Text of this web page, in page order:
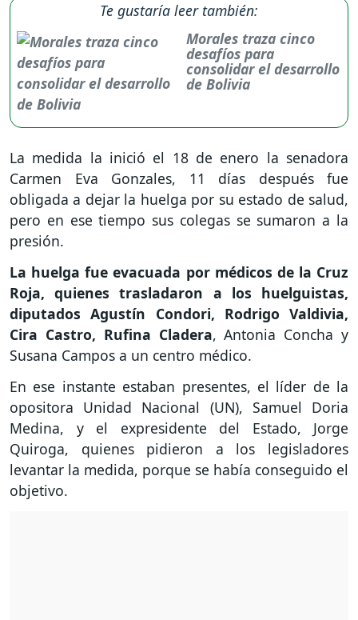
Te gustaría leer también:
Morales traza cinco
desafíos para
consolidar el desarrollo
de Bolivia
La medida la inició el 18 de enero la senadora
Carmen Eva Gonzales, 11 días después fue
obligada a dejar la huelga por su estado de salud,
pero en ese tiempo sus colegas se sumaron a la
presión.
La huelga fue evacuada por médicos de la Cruz
Roja, quienes trasladaron a los huelguistas,
diputados Agustín Condori, Rodrigo Valdivia,
Cira Castro, Rufina Cladera, Antonia Concha y
Susana Campos a un centro médico.
En ese instante estaban presentes, el líder de la
opositora Unidad Nacional (UN), Samuel Doria
Medina, y el expresidente del Estado, Jorge
Quiroga, quienes pidieron a los legisladores
levantar la medida, porque se había conseguido el
objetivo.